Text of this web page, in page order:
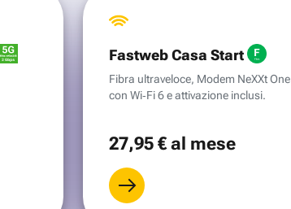
Fastweb Casa Start
Fibra ultraveloce, Modem NeXXt One
con Wi‑Fi 6 e attivazione inclusi.
27,95 €al mese